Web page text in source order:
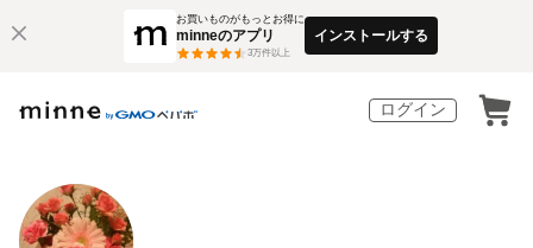
お買いものがもっとお得に
minneのアプリ
3万件以上
インストールする
ログイン